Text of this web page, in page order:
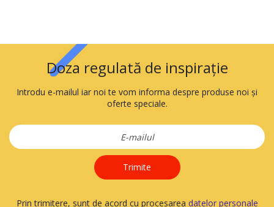
Doza regulată de inspirație
Introdu e-mailul iar noi te vom informa despre produse noi și
oferte speciale.
Trimite
Prin trimitere, sunt de acord cu procesarea datelor personale